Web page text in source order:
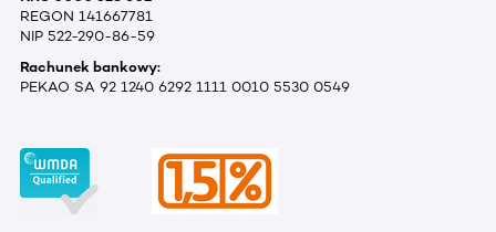
REGON 141667781
NIP 522-290-86-59
Rachunek bankowy:
PEKAO SA 92 1240 6292 1111 0010 5530 0549